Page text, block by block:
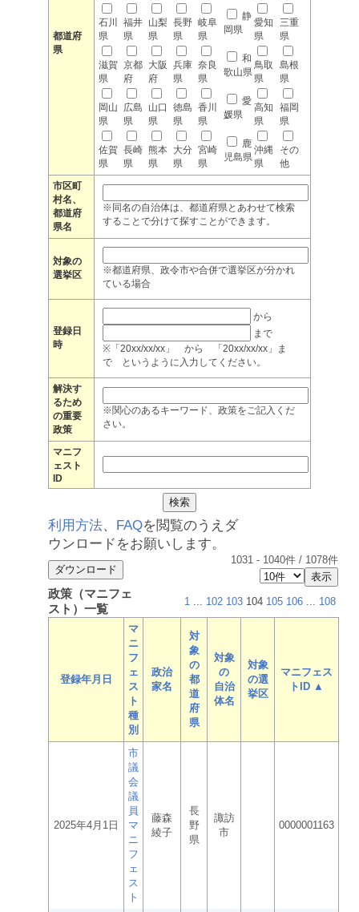
都道府
県
石川
県
福井
県
山梨
県
長野
県
岐阜
県
静
岡県
愛知
県
三重
県
滋賀
県
京都
府
大阪
府
兵庫
県
奈良
県
和
歌山県
鳥取
県
島根
県
岡山
県
広島
県
山口
県
徳島
県
香川
県
愛
媛県
高知
県
福岡
県
佐賀
県
長崎
県
熊本
県
大分
県
宮崎
県
鹿
児島県
沖縄
県
その
他
市区町
村名、
都道府
県名
※同名の自治体は、都道府県とあわせて検索
することで分けて探すことができます。
対象の
選挙区
※都道府県、政令市や合併で選挙区が分かれ
ている場合
登録日
時
から
まで
※「20xx/xx/xx」 から 「20xx/xx/xx」ま
で というように入力してください。
解決す
るため
の重要
政策
※関心のあるキーワード、政策をご記入くだ
さい。
マニフ
ェスト
ID
利用方法、 FAQを閲覧のうえダ
ウンロードをお願いします。
1031 - 1040件 / 1078件
政策（マニフェ
スト）一覧
1 ... 102 103 104 105 106 ... 108
登録年月日
マ
ニ
フ
ェ
ス
ト
種
別
政治
家名
対
象
の
都
道
府
県
対象
の
自治
体名
対象
の選
挙区
マニフェス
トID ▲
2025年4月1日
市
議
会
議
員
マ
ニ
フ
ェ
ス
ト
藤森
綾子
長
野
県
諏訪
市
0000001163